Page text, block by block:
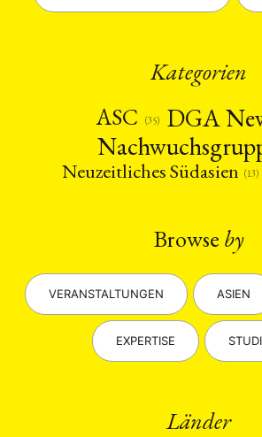
Kategorien
ASC
(35) DGA
Neuzeitliches Südasien (13)
Browse by
VERANSTALTUNGEN ASIEN
EXPERTISE
Länder